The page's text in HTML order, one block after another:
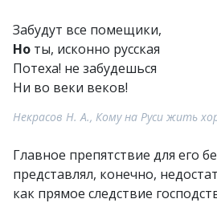
Забудут все помещики,
Но ты, исконно русская
Потеха! не забудешься
Ни во веки веков!
Некрасов Н. А., Кому на Руси жить
Главное препятствие для его
представлял, конечно,
как прямое следствие